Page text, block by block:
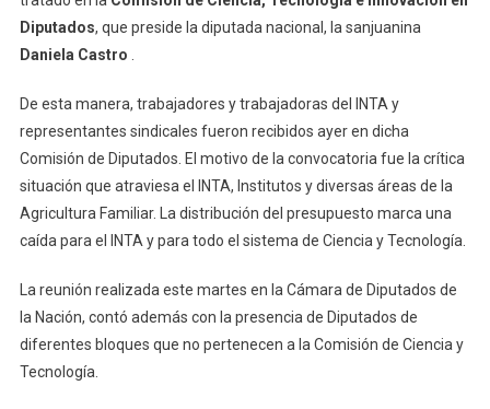
Diputados, que preside la diputada nacional, la sanjuanina
Daniela Castro
De esta manera, trabajadores y trabajadoras del INTA y
representantes sindicales fueron recibidos ayer en dicha
Comisión de Diputados. El motivo de la convocatoria fue la crítica
situación que atraviesa el INTA, Institutos y diversas áreas de la
Agricultura Familiar. La distribución del presupuesto marca una
caída para el INTA y para todo el sistema de Ciencia y Tecnología.
La reunión realizada este martes en la Cámara de Diputados de
la Nación, contó además con la presencia de Diputados de
diferentes bloques que no pertenecen a la Comisión de Ciencia y
Tecnología.